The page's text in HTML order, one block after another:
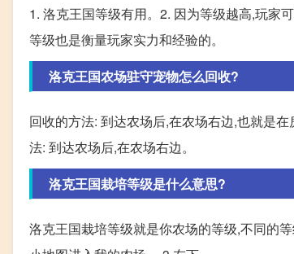
1. 洛克王国等级有用。2. 因为等级越高,玩家
等级也是衡量玩家实力和经验的。
洛克王国农场驻守宠物怎么回收?
回收的方法: 到达农场后,在农场右边,也就是
法: 到达农场后,在农场右边。
洛克王国栽培等级是什么意思?
洛克王国栽培等级就是你农场的等级,不同的